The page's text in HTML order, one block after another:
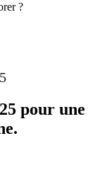
?
pour une